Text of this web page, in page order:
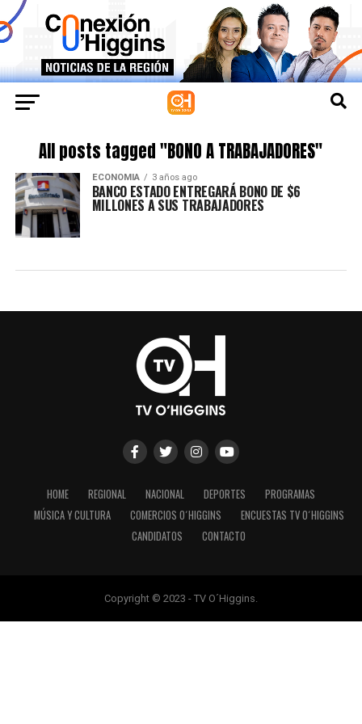
All posts tagged "BONO A TRABAJADORES"
ECONOMIA 3 años ago
BANCO ESTADO ENTREGARÁ BONO DE $6
MILLONES A SUS TRABAJADORES
HOME REGIONAL NACIONAL DEPORTES
PROGRAMAS
MÚSICA Y CULTURA
COMERCIOS O´HIGGINS
ENCUESTAS TV O´HIGGINS
CANDIDATOS
CONTACTO
Copyright © 2023 - TV O´Higgins.